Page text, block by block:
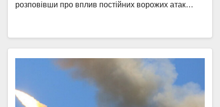
розповівши про вплив постійних ворожих атак…